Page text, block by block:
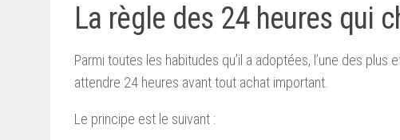
La règle des 24 heures qui
Parmi toutes les habitudes qu’il a adoptées, l’une des
attendre 24 heures avant tout achat important.
Le principe est le suivant :